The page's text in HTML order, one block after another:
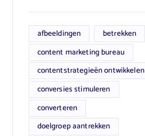
afbeeldingen
betrekken
content marketing bureau
contentstrategieën ontwikkelen
conversies stimuleren
converteren
doelgroep aantrekken